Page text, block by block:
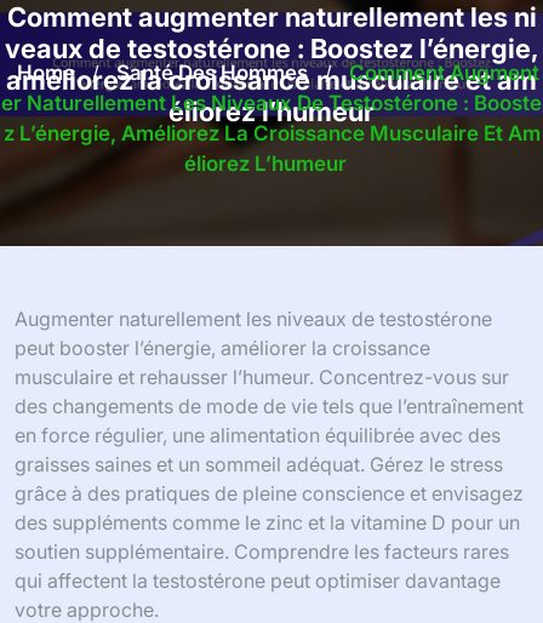
Comment augmenter naturellement les ni
veaux de testostérone : Boostez l’énergie,
améliorez la croissance musculaire et am
éliorez l’humeur
Home / Santé Des Hommes / Comment Augment
Er Naturellement Les Niveaux De Testostérone : Booste
Z L’énergie, Améliorez La Croissance Musculaire Et Am
Éliorez L’humeur
Augmenter naturellement les niveaux de testostérone
peut booster l’énergie, améliorer la croissance
musculaire et rehausser l’humeur. Concentrez-vous sur
des changements de mode de vie tels que l’entraînement
en force régulier, une alimentation équilibrée avec des
graisses saines et un sommeil adéquat. Gérez le stress
grâce à des pratiques de pleine conscience et envisagez
des suppléments comme le zinc et la vitamine D pour un
soutien supplémentaire. Comprendre les facteurs rares
qui affectent la testostérone peut optimiser davantage
votre approche.